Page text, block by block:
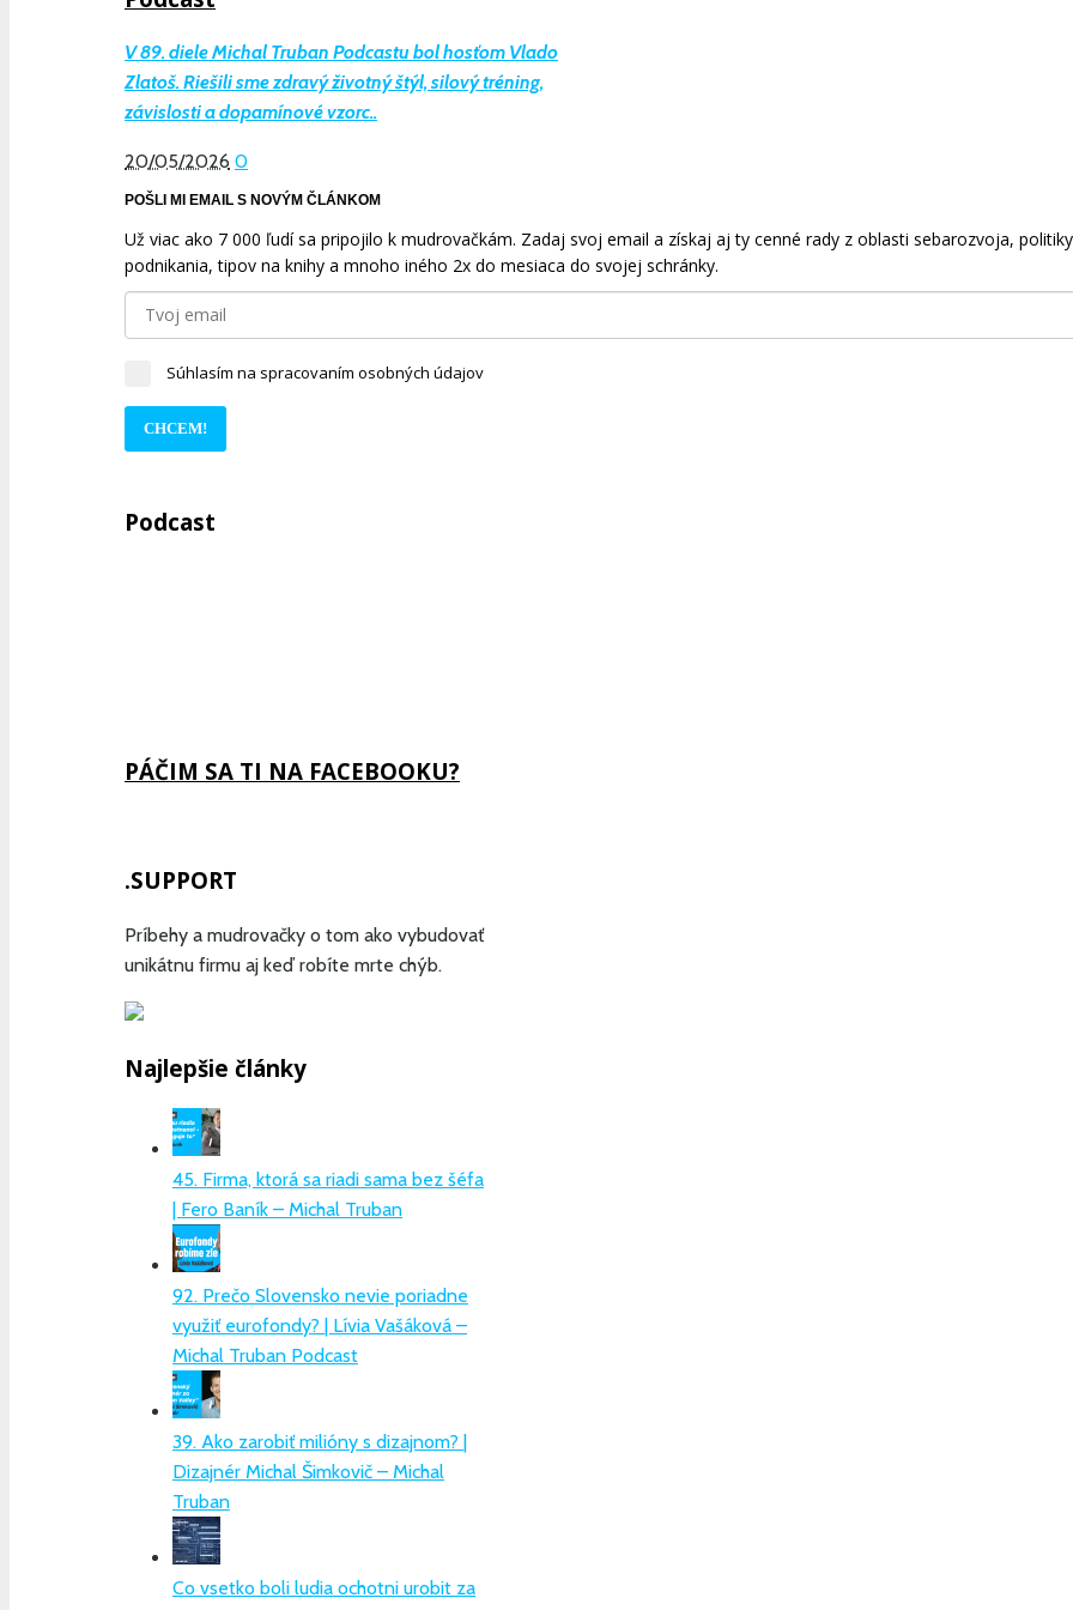
V 89. diele Michal Truban Podcastu bol hosťom Vlado
Zlatoš. Riešili sme zdravý životný štýl, silový tréning,
závislosti a dopamínové vzorc..
20/05/2026 0
POŠLI MI EMAIL S NOVÝM ČLÁNKOM
Už viac ako 7 000 ľudí sa pripojilo k mudrovačkám. Zadaj svoj email a získaj aj ty cenné rady z oblasti sebarozvoja,
podnikania, tipov na knihy a mnoho iného 2x do mesiaca do svojej schránky.
Súhlasím na spracovaním osobných údajov
CHCEM!
Podcast
Information
PÁČIM SA TI NA FACEBOOKU?
.SUPPORT
Príbehy a mudrovačky o tom ako vybudovať
unikátnu firmu aj keď robíte mrte chýb.
Najlepšie články
45. Firma, ktorá sa riadi sama bez šéfa
| Fero Baník – Michal Truban
92. Prečo Slovensko nevie poriadne
využiť eurofondy? | Lívia Vašáková –
Michal Truban Podcast
39. Ako zarobiť milióny s dizajnom? |
Dizajnér Michal Šimkovič – Michal
Truban
Co vsetko boli ludia ochotni urobit za